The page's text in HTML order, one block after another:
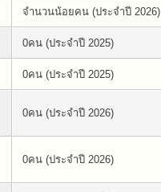
จำนวนน้อยคน (ประจำปี 2026)
0คน (ประจำปี 2025)
0คน (ประจำปี 2025)
0คน (ประจำปี 2026)
0คน (ประจำปี 2026)